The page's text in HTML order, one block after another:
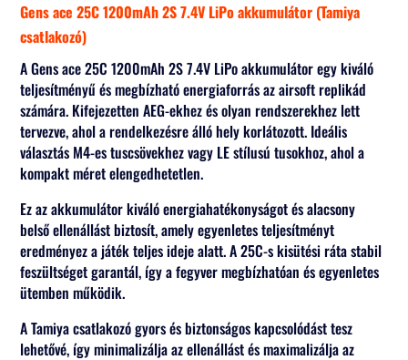
Gens ace 25C 1200mAh 2S 7.4V LiPo akkumulátor (Tamiya
csatlakozó)
A Gens ace 25C 1200mAh 2S 7.4V LiPo akkumulátor egy kiváló
teljesítményű és megbízható energiaforrás az airsoft replikád
számára. Kifejezetten AEG-ekhez és olyan rendszerekhez lett
tervezve, ahol a rendelkezésre álló hely korlátozott. Ideális
választás M4-es tuscsövekhez vagy LE stílusú tusokhoz, ahol a
kompakt méret elengedhetetlen.
Ez az akkumulátor kiváló energiahatékonyságot és alacsony
belső ellenállást biztosít, amely egyenletes teljesítményt
eredményez a játék teljes ideje alatt. A 25C-s kisütési ráta stabil
feszültséget garantál, így a fegyver megbízhatóan és egyenletes
ütemben működik.
A Tamiya csatlakozó gyors és biztonságos kapcsolódást tesz
lehetővé, így minimalizálja az ellenállást és maximalizálja az